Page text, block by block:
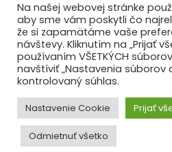
©2021Ufonaut -
© 2025
Na našej webovej stránke
aby sme vám poskytli čo
že si zapamätáme vaše
návštevy. Kliknutím na „Prijať
používaním VŠETKÝCH
navštíviť „Nastavenia súborov
kontrolovaný súhlas.
Nastavenie Cookie Prijať
Odmietnuť všetko